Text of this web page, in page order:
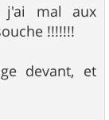
j'ai mal aux
!!!!!!!
devant, et